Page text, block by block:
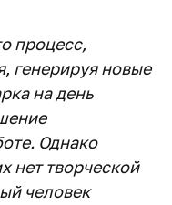
процесс,
генерируя новые
на день
Однако
нет творческой
человек